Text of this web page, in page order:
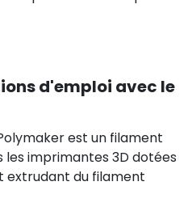
d'emploi avec le
est un filament
imprimantes 3D dotées
extrudant du filament